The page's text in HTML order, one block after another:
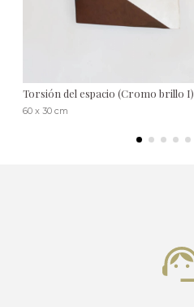
Torsión del espacio (Cromo brillo I)
60 x 30 cm